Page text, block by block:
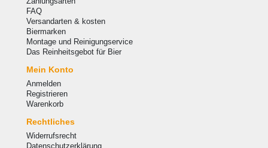
FAQ
Versandarten & kosten
Biermarken
Montage und Reinigungservice
Das Reinheitsgebot für Bier
Mein Konto
Anmelden
Registrieren
Warenkorb
Rechtliches
Widerrufsrecht
Datenschutzerklärung